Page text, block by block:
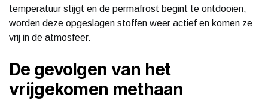
temperatuur stijgt en de permafrost begint te ontdooien,
worden deze opgeslagen stoffen weer actief en komen ze
vrij in de atmosfeer.
De gevolgen van het
vrijgekomen methaan